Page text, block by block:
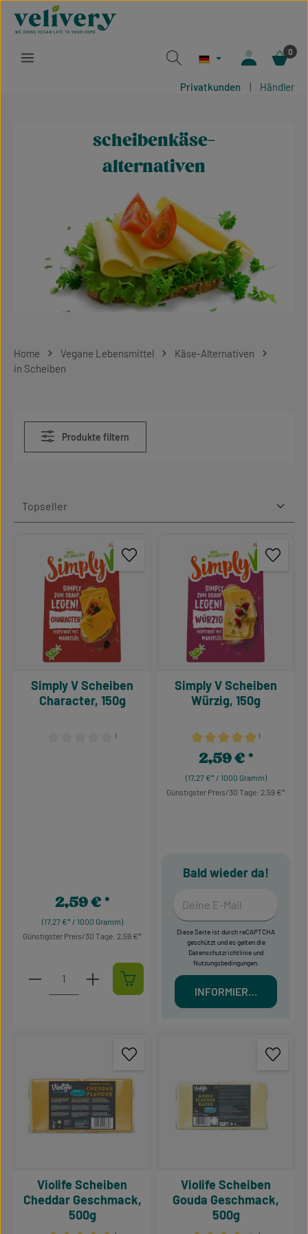
Zum Hauptinhalt springen
0
Privatkunden | Händler
scheibenkäse-
alternativen
Home Vegane Lebensmittel
Käse-Alternativen
in Scheiben
Produkte filtern
Durchschnittliche Bewertung von 0 von 5 Sternen
¹
Simply V Scheiben
Character, 150g
(17,27 €* / 1000 Gramm)
Regulärer Preis:
2,59 €
Günstigster Preis/30 Tage: 2,59 €
Produkt Anzahl: Gib den gewünschten Wert ein
Durchschnittliche
¹
Simply V Scheiben
Würzig, 150g
(17,27 €* / 1000 Gramm)
Regulärer Preis:
2,59 €
Günstigster Preis/30 Tage: 2,59 €
Bald wieder da!
Diese Seite ist durch reCAPTCHA
geschützt und es gelten die
Datenschutzrichtlinieund
Nutzungsbedingungen.
INFORMIERT MICH
Violife Scheiben
Cheddar Geschmack,
500g
Violife Scheiben
Gouda Geschmack,
500g